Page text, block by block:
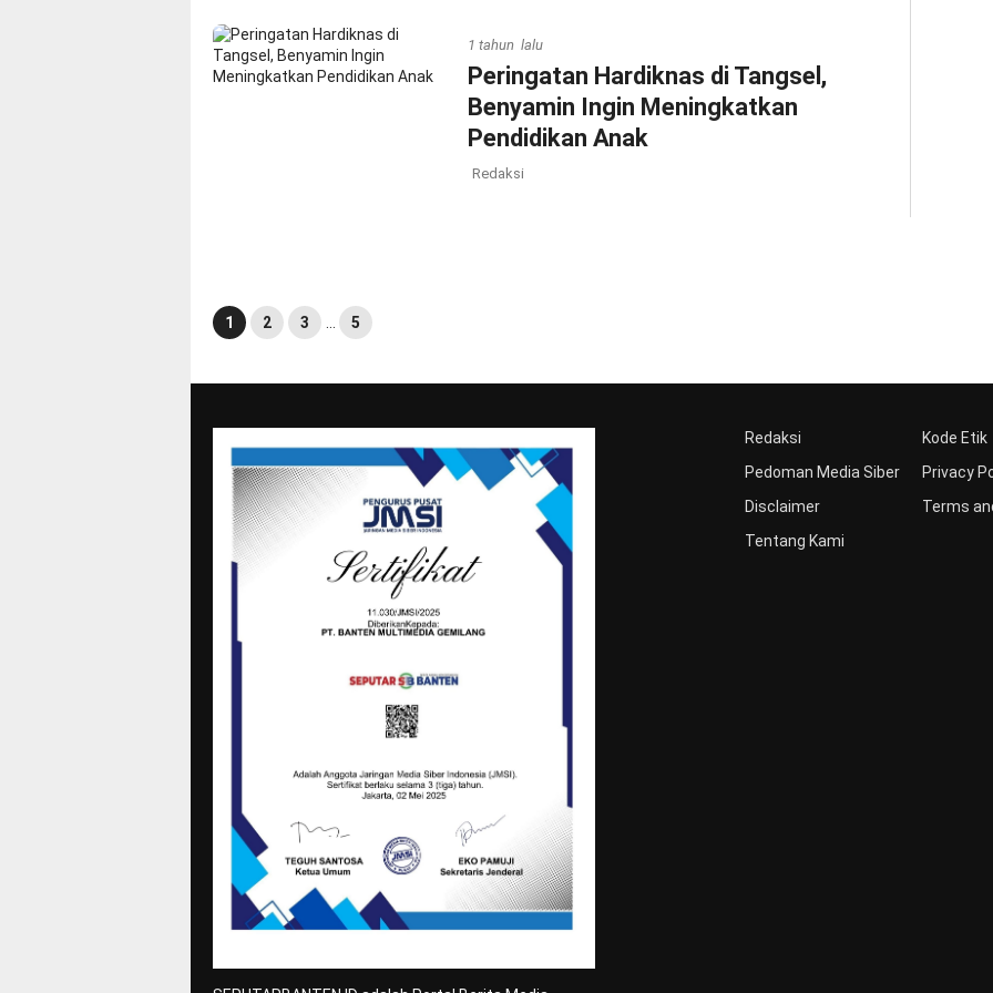
1 tahun lalu
Peringatan Hardiknas di Tangsel,
Benyamin Ingin Meningkatkan
Pendidikan Anak
Redaksi
1 2 3 5
Redaksi
Pedoman Media Siber
Disclaimer
Tentang Kami
Kode Etik
Privacy
Terms